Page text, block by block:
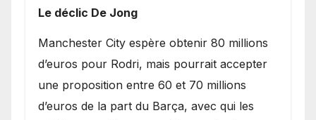
Le déclic De Jong
​Manchester City espère obtenir 80 millions
d’euros pour Rodri, mais pourrait accepter
une proposition entre 60 et 70 millions
d’euros de la part du Barça, avec qui les